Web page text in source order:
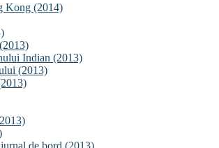
Kong (2014)
Indian (2013)
(2013)
de bord (2013)